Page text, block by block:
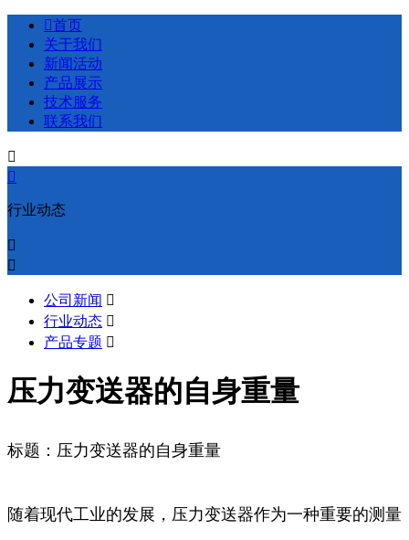
首页
关于我们
新闻活动
产品展示
技术服务
联系我们


行业动态


公司新闻 
行业动态 
产品专题 
压力变送器的自身重量
标题：压力变送器的自身重量
随着现代工业的发展，压力变送器作为一种重要的测量